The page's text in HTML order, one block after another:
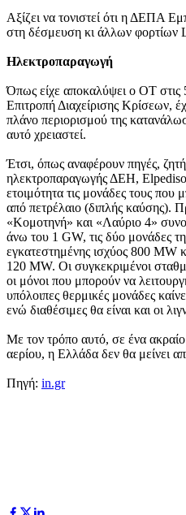
Αξίζει να τονιστεί ότι η ΔΕΠΑ
στη δέσμευση κι άλλων φορτίων
Ηλεκτροπαραγωγή
Όπως είχε αποκαλύψει ο ΟΤ
Επιτροπή Διαχείρισης Κρίσεων,
πλάνο περιορισμού της
αυτό χρειαστεί.
Έτσι, όπως αναφέρουν πηγές,
ηλεκτροπαραγωγής ΔΕΗ,
ετοιμότητα τις μονάδες τους
από πετρέλαιο (διπλής καύσης).
«Κομοτηνή» και «Λαύριο 4»
άνω του 1 GW, τις δύο μονάδες
εγκατεστημένης ισχύος 800 MW
120 MW. Οι συγκεκριμένοι
οι μόνοι που μπορούν να
υπόλοιπες θερμικές μονάδες
ενώ διαθέσιμες θα είναι και οι
Με τον τρόπο αυτό, σε ένα
αερίου, η Ελλάδα δεν θα μείνει
Πηγή: in.gr